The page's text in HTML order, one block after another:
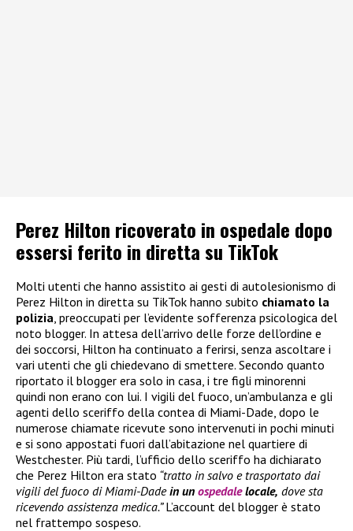
Perez Hilton ricoverato in ospedale dopo
essersi ferito in diretta su TikTok
Molti utenti che hanno assistito ai gesti di autolesionismo di
Perez Hilton in diretta su TikTok hanno subito chiamato la
polizia , preoccupati per l’evidente sofferenza psicologica del
noto blogger. In attesa dell’arrivo delle forze dell’ordine e
dei soccorsi, Hilton ha continuato a ferirsi, senza ascoltare i
vari utenti che gli chiedevano di smettere. Secondo quanto
riportato il blogger era solo in casa, i tre figli minorenni
quindi non erano con lui. I vigili del fuoco, un’ambulanza e gli
agenti dello sceriffo della contea di Miami-Dade, dopo le
numerose chiamate ricevute sono intervenuti in pochi minuti
e si sono appostati fuori dall’abitazione nel quartiere di
Westchester. Più tardi, l’ufficio dello sceriffo ha dichiarato
che Perez Hilton era stato “tratto in salvo e trasportato dai
vigili del fuoco di Miami-Dadein un ospedalelocale, dove sta
ricevendo assistenza medica.”L’account del blogger è stato
nel frattempo sospeso.